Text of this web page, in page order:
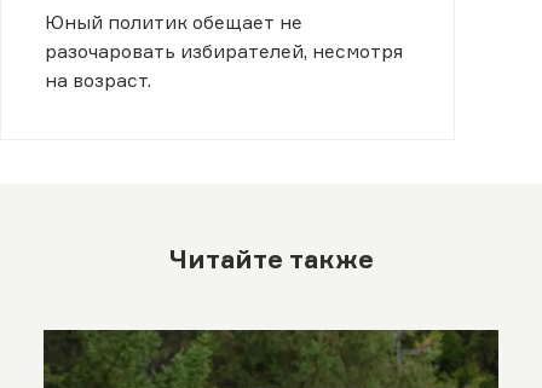
выборов
Юный политик обещает не
разочаровать избирателей, несмотря
на возраст.
Читайте также